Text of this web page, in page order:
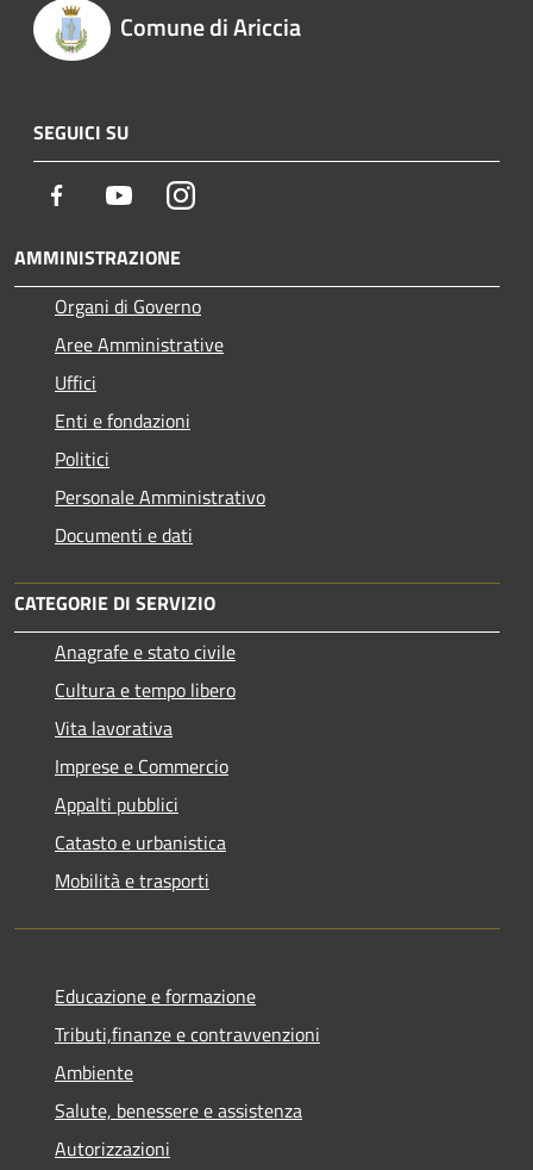
Comune di Ariccia
SEGUICI SU
Facebook YoutubeInstagram
AMMINISTRAZIONE
Organi di Governo
Aree Amministrative
Uffici
Enti e fondazioni
Politici
Personale Amministrativo
Documenti e dati
CATEGORIE DI SERVIZIO
Anagrafe e stato civile
Cultura e tempo libero
Vita lavorativa
Imprese e Commercio
Appalti pubblici
Catasto e urbanistica
Mobilità e trasporti
Educazione e formazione
Tributi,finanze e contravvenzioni
Ambiente
Salute, benessere e assistenza
Autorizzazioni